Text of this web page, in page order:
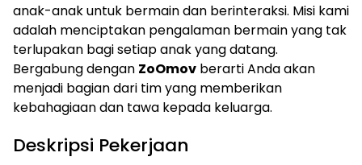
anak-anak untuk bermain dan berinteraksi. Misi kami
adalah menciptakan pengalaman bermain yang tak
terlupakan bagi setiap anak yang datang.
Bergabung dengan ZoOmov berarti Anda akan
menjadi bagian dari tim yang memberikan
kebahagiaan dan tawa kepada keluarga.
Deskripsi Pekerjaan